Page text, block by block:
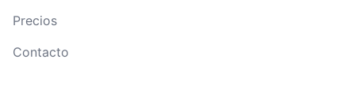
Precios
Contacto